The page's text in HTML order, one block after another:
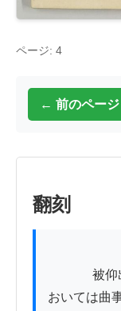
ページ: 4
← 前のページ
翻刻
おいては曲